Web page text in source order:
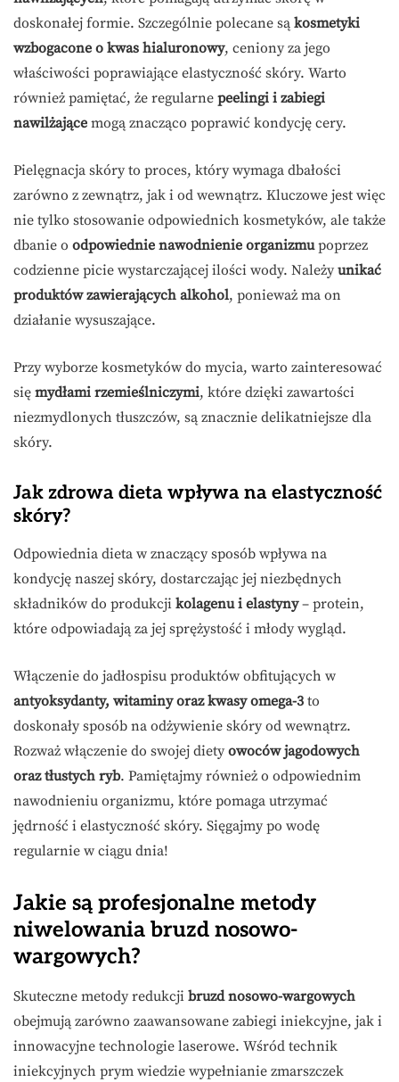
doskonałej formie. Szczególnie polecane są kosmetyki
wzbogacone o kwas hialuronowy, ceniony za jego
właściwości poprawiające elastyczność skóry. Warto
również pamiętać, że regularne peelingi i zabiegi
nawilżające mogą znacząco poprawić kondycję cery.
Pielęgnacja skóry to proces, który wymaga dbałości
zarówno z zewnątrz, jak i od wewnątrz. Kluczowe jest więc
nie tylko stosowanie odpowiednich kosmetyków, ale także
dbanie o odpowiednie nawodnienie organizmupoprzez
codzienne picie wystarczającej ilości wody. Należy unikać
produktów zawierających alkohol, ponieważ ma on
działanie wysuszające.
Przy wyborze kosmetyków do mycia, warto zainteresować
się mydłami rzemieślniczymi, które dzięki zawartości
niezmydlonych tłuszczów, są znacznie delikatniejsze dla
skóry.
Jak zdrowa dieta wpływa na elastyczność
skóry?
Odpowiednia dieta w znaczący sposób wpływa na
kondycję naszej skóry, dostarczając jej niezbędnych
składników do produkcji kolagenu i elastyny– protein,
które odpowiadają za jej sprężystość i młody wygląd.
Włączenie do jadłospisu produktów obfitujących w
antyoksydanty, witaminy oraz kwasy omega-3 to
doskonały sposób na odżywienie skóry od wewnątrz.
Rozważ włączenie do swojej diety owoców jagodowych
oraz tłustych ryb. Pamiętajmy również o odpowiednim
nawodnieniu organizmu, które pomaga utrzymać
jędrność i elastyczność skóry. Sięgajmy po wodę
regularnie w ciągu dnia!
Jakie są profesjonalne metody
niwelowania bruzd nosowo-
wargowych?
Skuteczne metody redukcji bruzd nosowo-wargowych
obejmują zarówno zaawansowane zabiegi iniekcyjne, jak i
innowacyjne technologie laserowe. Wśród technik
iniekcyjnych prym wiedzie wypełnianie zmarszczek